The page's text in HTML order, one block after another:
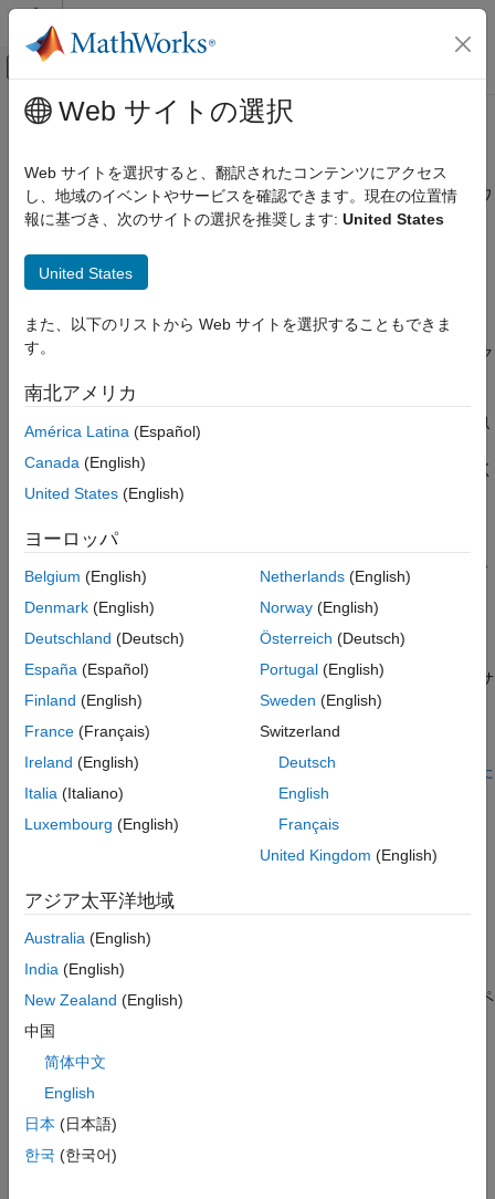
コンテンツへスキップ
オフキャンバス ナビゲーション メ
ドキュメンテーションのホーム
Predictive Maintenance Toolbox
システム データの管理
状態インジケーターの設計
診断特徴デザイナーでの MATLAB コードの生
workspaceEnsemble
項目一覧
説明
作成
プロパティ
バージョン履歴
メインコンテンツ
workspaceEnsemble
診断特徴デザイナーで生成されたコードを使用して、MATLAB
ワ
ークスペースに保存されたアンサンブル データを管理します。
このページをすべて展開する
説明
workspaceEnsembleオブジェクトは、診断特徴デザイナーで生成
されたコードで使用するために特化したアンサンブル オブジェク
fileEnsembleDatastore
のデータ変数、独立変数、および状態変数を指定するため、類似
しています。しかし、ファイル アンサンブル データストアとは
異なり、ワークスペース アンサンブルは、外部ファイルではなく
メモリのデータに対して動作します。
table や cell 配列をアプリにインポートし、対話型の特徴設計が
ペース アンサンブルの作成が含まれます。このアンサンブルに
は、最初のインポートで使用したものと同じ変数が含まれてお
り、同じ変数を含む入力データ セットを管理できます。たとえ
し、関数を生成するとします。その関数のワークスペース アンサ
ンブルは、同じ変数を含む table であれば、2000 メンバーの
table と互換性があります。
データ アンサンブルの詳細については、状態監視と予知保全のた
めのデータ アンサンブル
を参照してください。
wsensemble = workspaceEnsemble(Name,Value)
wsensemble = workspaceEnsemble(data,Name,Value)
説明
wsensemble = workspaceEnsemble(Name,Value)
は、名前と値のペ
オブジェクト
wsensemble
セット data
を作成します。
Web サイトの選択
Web サイトを選択すると、翻訳されたコンテンツにアクセス
し、地域のイベントやサービスを確認できます。現在の位置情
報に基づき、次のサイトの選択を推奨します: United States
United States
また、以下のリストから Web サイトを選択することもできま
す。
南北アメリカ
América Latina (Español)
Canada (English)
United States (English)
ヨーロッパ
Belgium (English)
Denmark (English)
Deutschland (Deutsch)
España (Español)
Finland (English)
France (Français)
Ireland (English)
Italia (Italiano)
Luxembourg (English)
Netherlands(English)
Norway(English)
Österreich (Deutsch)
Portugal(English)
Sweden (English)
Switzerland
Deutsch
English
Français
United Kingdom (English)
アジア太平洋地域
Australia (English)
India (English)
New Zealand (English)
中国
简体中文
English
日本 (日本語)
한국 (한국어)